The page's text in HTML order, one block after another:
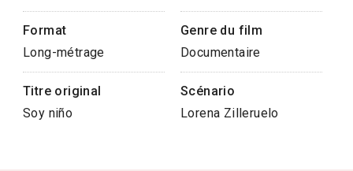
Format
Long-métrage
Genre du film
Documentaire
Titre original
Soy niño
Scénario
Lorena Zilleruelo